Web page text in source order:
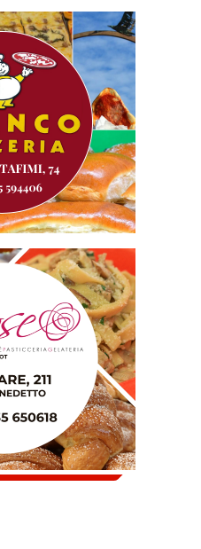
grb
settore giovanile